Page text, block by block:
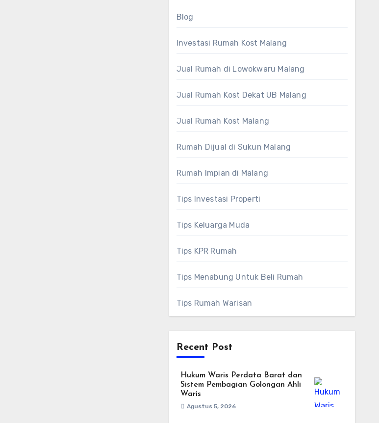
Blog
Investasi Rumah Kost Malang
Jual Rumah di Lowokwaru Malang
Jual Rumah Kost Dekat UB Malang
Jual Rumah Kost Malang
Rumah Dijual di Sukun Malang
Rumah Impian di Malang
Tips Investasi Properti
Tips Keluarga Muda
Tips KPR Rumah
Tips Menabung Untuk Beli Rumah
Tips Rumah Warisan
Recent Post
Hukum Waris Perdata Barat dan
Sistem Pembagian Golongan Ahli
Waris
Agustus 5, 2026